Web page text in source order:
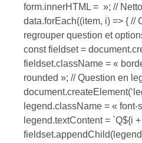
form.innerHTML = »; //
data.forEach((item, i) => { //
regrouper question et
const fieldset =
fieldset.className = «
rounded »; // Question en
legend.className = «
legend.textContent = `Q${i